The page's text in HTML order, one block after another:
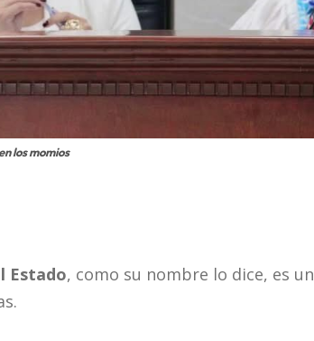
los momios
Estado, como su nombre lo dice, es un